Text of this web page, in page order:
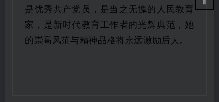
是优秀共产党员，是当之无愧的人民教育
家，是新时代教育工作者的光辉典范，她
的崇高风范与精神品格将永远激励后人。